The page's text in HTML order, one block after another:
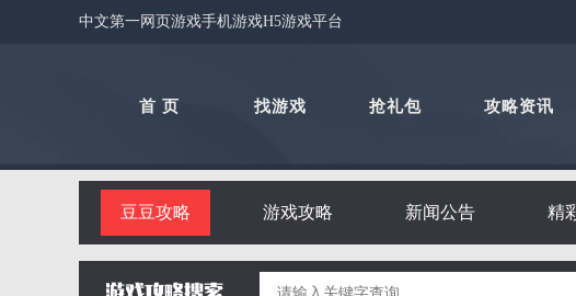
中文第一网页游戏手机游戏H5游戏平台
首 页 找游戏 抢礼包 攻略资讯
豆豆攻略 游戏攻略 新闻公告 精